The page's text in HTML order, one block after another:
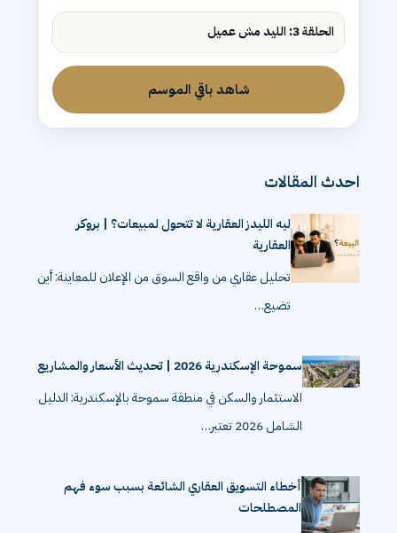
الحلقة 3: الليد مش عميل
شاهد باقي الموسم
احدث المقالات
ليه الليدز العقارية لا تتحول لمبيعات؟ | بروكر
العقارية
تحليل عقاري من واقع السوق من الإعلان للمعاينة: أين
تضيع…
سموحة الإسكندرية 2026 | تحديث الأسعار والمشاريع
الاستثمار والسكن في منطقة سموحة بالإسكندرية: الدليل
الشامل 2026 تعتبر…
أخطاء التسويق العقاري الشائعة بسبب سوء فهم
المصطلحات